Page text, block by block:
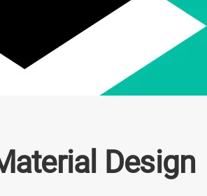
Design